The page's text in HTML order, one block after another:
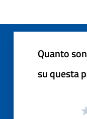
Quanto
su questa